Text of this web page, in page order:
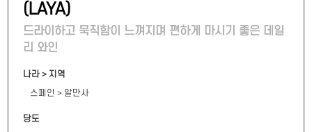
(LAYA)
드라이하고 묵직함이 느껴지며 편하게 마시기 좋은 데일
리 와인
나라 > 지역
스페인 > 알만사
당도